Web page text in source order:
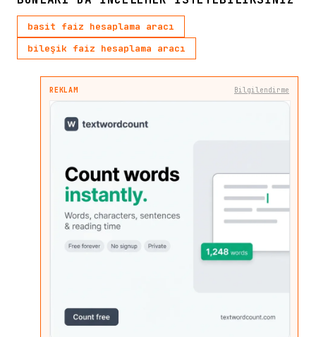
basit faiz hesaplama aracı
bileşik faiz hesaplama aracı
REKLAM Bilgilendirme